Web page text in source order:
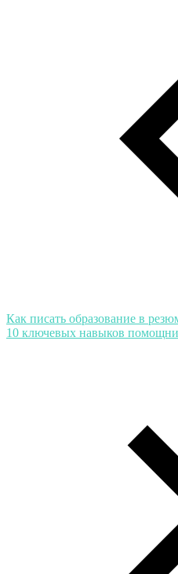
Как писать образование в
10 ключевых навыков